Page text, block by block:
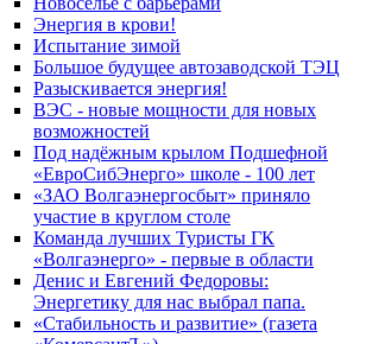
Энергия в крови!
Испытание зимой
Большое будущее автозаводской ТЭЦ
Разыскивается энергия!
ВЭС - новые мощности для новых
возможностей
Под надёжным крылом Подшефной
«ЕвроСибЭнерго» школе - 100 лет
«ЗАО Волгаэнергосбыт» приняло
участие в круглом столе
Команда лучших Туристы ГК
«Волгаэнерго» - первые в области
Денис и Евгений Федоровы:
Энергетику для нас выбрал папа.
«Стабильность и развитие» (газета